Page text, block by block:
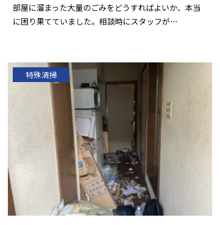
部屋に溜まった大量のごみをどうすればよいか、本当
に困り果てていました。相談時にスタッフが…
特殊清掃